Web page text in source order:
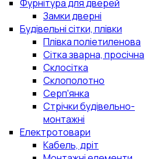
Фурнітура для дверей
Замки дверні
Будівельні сітки, плівки
Плівка поліетиленова
Сітка зварна, просічна
Склосітка
Склополотно
Серп'янка
Стрічки будівельно-
монтажні
Електротовари
Кабель, дріт